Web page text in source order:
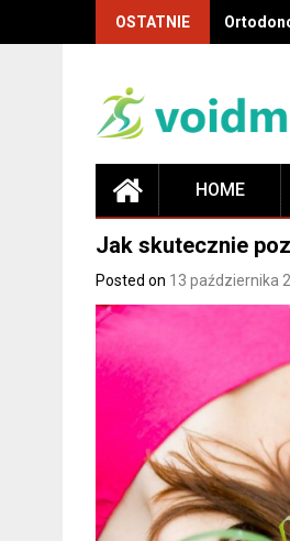
OSTATNIE Co
HOME
Jak skutecznie
Posted on 13 października